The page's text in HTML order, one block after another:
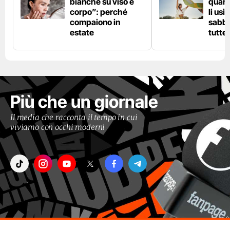
corpo”: perché
compaiono in
estate
li
tutte
Più che un giornale
Il media che racconta il tempo in cui
viviamo con occhi moderni